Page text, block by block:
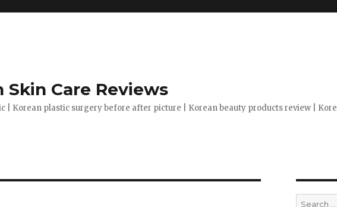
Care Reviews
| Korean plastic surgery before after picture | Korean beauty products review |
Search